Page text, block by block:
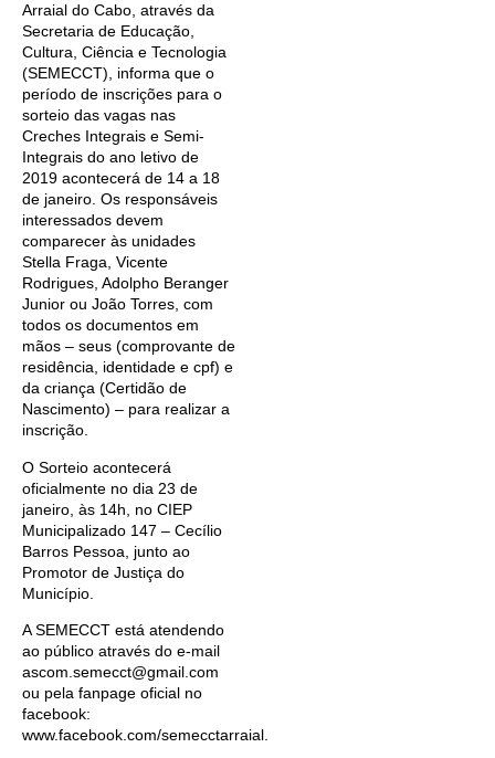
Arraial do Cabo, através da
Secretaria de Educação,
Cultura, Ciência e Tecnologia
(SEMECCT), informa que o
período de inscrições para o
sorteio das vagas nas
Creches Integrais e Semi-
Integrais do ano letivo de
2019 acontecerá de 14 a 18
de janeiro. Os responsáveis
interessados devem
comparecer às unidades
Stella Fraga, Vicente
Rodrigues, Adolpho Beranger
Junior ou João Torres, com
todos os documentos em
mãos – seus (comprovante de
residência, identidade e cpf) e
da criança (Certidão de
Nascimento) – para realizar a
inscrição.
O Sorteio acontecerá
oficialmente no dia 23 de
janeiro, às 14h, no CIEP
Municipalizado 147 – Cecílio
Barros Pessoa, junto ao
Promotor de Justiça do
Município.
A SEMECCT está atendendo
ao público através do e-mail
ascom.semecct@gmail.com
ou pela fanpage oficial no
facebook:
www.facebook.com/semecctarraial.